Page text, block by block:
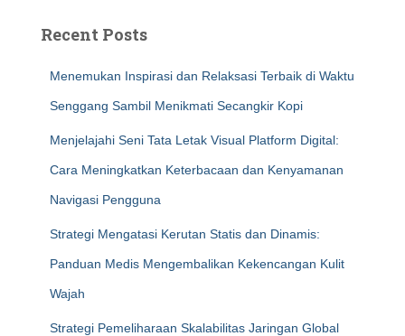
Recent Posts
Menemukan Inspirasi dan Relaksasi Terbaik di Waktu
Senggang Sambil Menikmati Secangkir Kopi
Menjelajahi Seni Tata Letak Visual Platform Digital:
Cara Meningkatkan Keterbacaan dan Kenyamanan
Navigasi Pengguna
Strategi Mengatasi Kerutan Statis dan Dinamis:
Panduan Medis Mengembalikan Kekencangan Kulit
Wajah
Strategi Pemeliharaan Skalabilitas Jaringan Global